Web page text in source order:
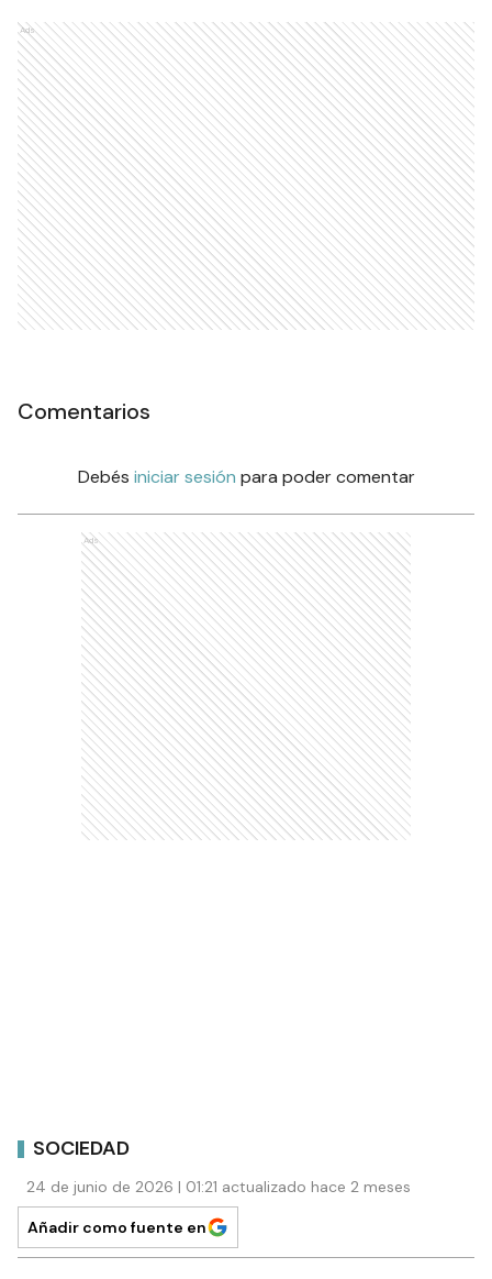
Ads
Comentarios
Debés iniciar sesión para poder comentar
Ads
SOCIEDAD
24 de junio de 2026 | 01:21 actualizado hace 2 meses
Añadir como fuente en